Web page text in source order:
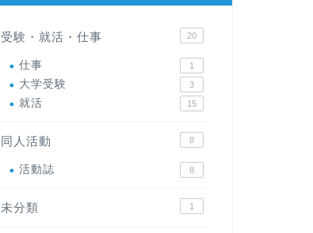
受験・就活・仕事 20
仕事 1
大学受験 3
就活 15
同人活動 8
活動誌 8
未分類 1